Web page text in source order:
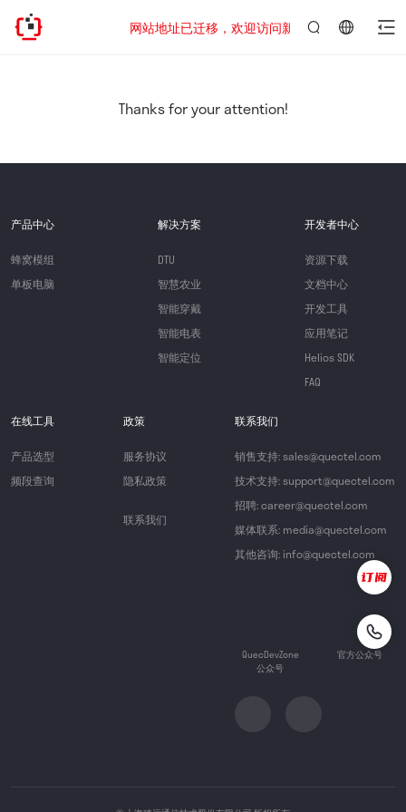
网站地址已迁移，欢迎访问新址：https://
Thanks for your attention!
产品中心
蜂窝模组
单板电脑
解决方案
DTU
智慧农业
智能穿戴
智能电表
智能定位
开发者中心
资源下载
文档中心
开发工具
应用笔记
Helios SDK
FAQ
在线工具
产品选型
频段查询
政策
服务协议
隐私政策
联系我们
联系我们
销售支持: sales@quectel.com
技术支持: support@quectel.com
招聘: career@quectel.com
媒体联系: media@quectel.com
其他咨询: info@quectel.com
QuecDevZone
公众号
官方公众号